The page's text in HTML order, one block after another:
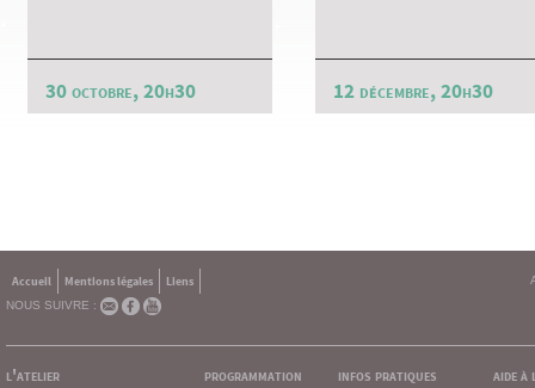
30 octobre, 20h30 12 décembre, 20h30
Accueil Mentions légales
Liens
NOUS SUIVRE :
l'atelier programmation infos pratiques aide